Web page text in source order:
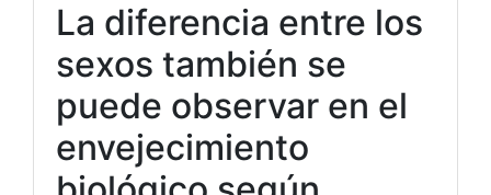
La diferencia entre los
sexos también se
puede observar en el
envejecimiento